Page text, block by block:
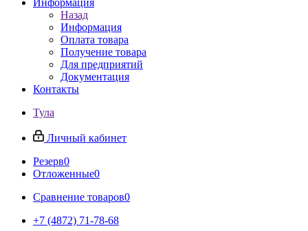
Информация
Назад
Информация
Оплата товара
Получение товара
Для предприятий
Документация
Контакты
Тула
Личный кабинет
Резерв0
Отложенные0
Сравнение товаров0
+7 (4872) 71-78-68